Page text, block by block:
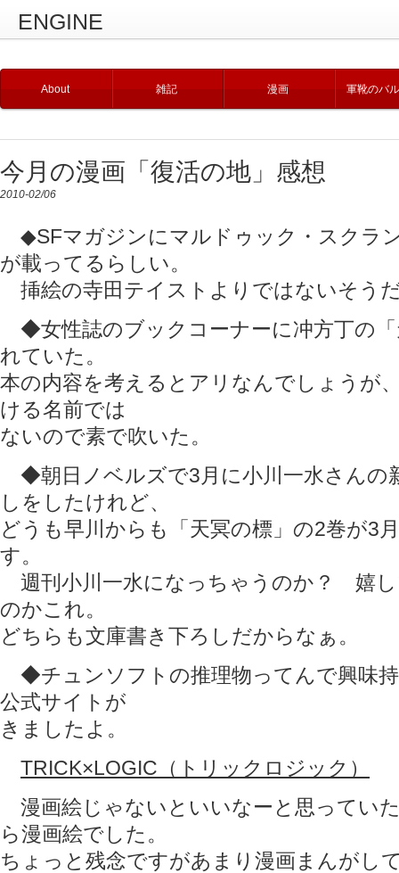
ENGINE
About 雑記 漫画 軍靴のバ
今月の漫画「復活の地」感想
2010-02/06
◆SFマガジンにマルドゥック・スクラ
が載ってるらしい。
挿絵の寺田テイストよりではないそう
◆女性誌のブックコーナーに冲方丁の「
れていた。
本の内容を考えるとアリなんでしょうが
ける名前では
ないので素で吹いた。
◆朝日ノベルズで3月に小川一水さんの
しをしたけれど、
どうも早川からも「天冥の標」の2巻が3
す。
週刊小川一水になっちゃうのか？ 嬉し
のかこれ。
どちらも文庫書き下ろしだからなぁ。
◆チュンソフトの推理物ってんで興味
公式サイトが
きましたよ。
TRICK×LOGIC（トリックロジック）
漫画絵じゃないといいなーと思ってい
ら漫画絵でした。
ちょっと残念ですがあまり漫画まんがし